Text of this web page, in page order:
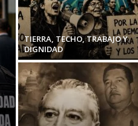
TIERRA, TECHO, TRABAJO Y
DIGNIDAD